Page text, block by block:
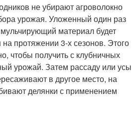
не убирают агроволокно
урожая. Уложенный один раз
материал будет
на протяжении 3-х сезонов. Этого
чтобы получить с клубничных
урожай. Затем рассаду или усы
в другое место, на
делянки с применением